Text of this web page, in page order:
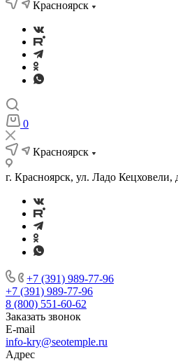
Красноярск
0
Красноярск
г. Красноярск, ул. Ладо Кецховели,
+7 (391) 989-77-96
+7 (391) 989-77-96
8 (800) 551-60-62
Заказать звонок
E-mail
info-kry@seotemple.ru
Адрес